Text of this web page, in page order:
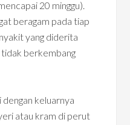
20 minggu).
beragam pada tiap
yang diderita
tidak berkembang
keluarnya
atau kram di perut